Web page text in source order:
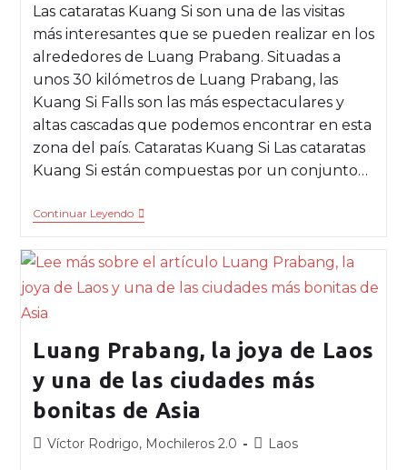
Las cataratas Kuang Si son una de las visitas
más interesantes que se pueden realizar en los
alrededores de Luang Prabang. Situadas a
unos 30 kilómetros de Luang Prabang, las
Kuang Si Falls son las más espectaculares y
altas cascadas que podemos encontrar en esta
zona del país. Cataratas Kuang Si Las cataratas
Kuang Si están compuestas por un conjunto…
Continuar Leyendo
Luang Prabang, la joya de Laos
y una de las ciudades más
bonitas de Asia
Víctor Rodrigo, Mochileros 2.0 Laos